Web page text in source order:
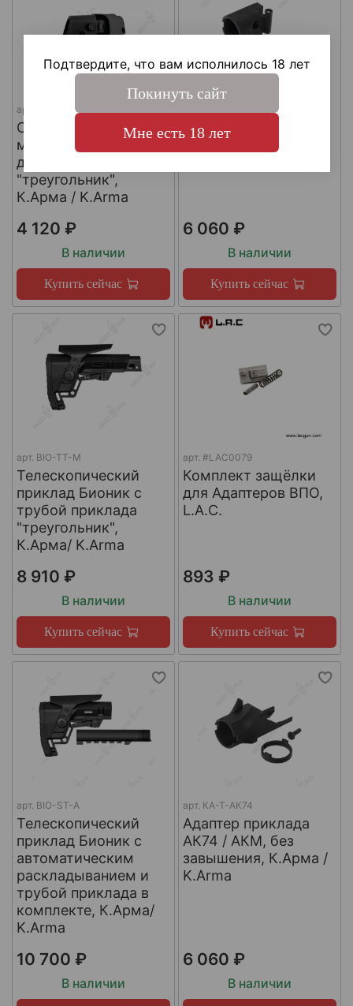
арт.
Складной шарнир
модульного приклада
для трубы приклада
"треугольник",
К.Арма / K.Arma
4 120 ₽
В наличии
Купить сейчас
Адаптер приклада
АКСУ/АКС-74У,
6 060 ₽
В наличии
Купить сейчас
арт. BIO-TT-M
Телескопический
приклад Бионик с
трубой приклада
"треугольник",
К.Арма/ K.Arma
8 910 ₽
В наличии
Купить сейчас
арт. #LAC0079
Комплект защёлки
для Адаптеров ВПО,
L.A.C.
893 ₽
В наличии
Купить сейчас
арт. BIO-ST-A
Телескопический
приклад Бионик с
автоматическим
раскладыванием и
трубой приклада в
комплекте, К.Арма/
K.Arma
10 700 ₽
В наличии
арт. КА-Т-АК74
Адаптер приклада
АК74 / АКМ, без
завышения, К.Арма /
K.Arma
6 060 ₽
В наличии
Подтвердите, что вам исполнилось 18 лет
Покинуть сайт
Мне есть 18 лет